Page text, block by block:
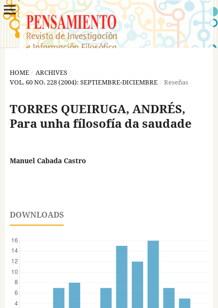
HOME / ARCHIVES /
VOL. 60 NO. 228 (2004): SEPTIEMBRE-DICIEMBRE / Reseñas
TORRES QUEIRUGA, ANDRÉS,
Para unha fílosofía da saudade
Manuel Cabada Castro
DOWNLOADS